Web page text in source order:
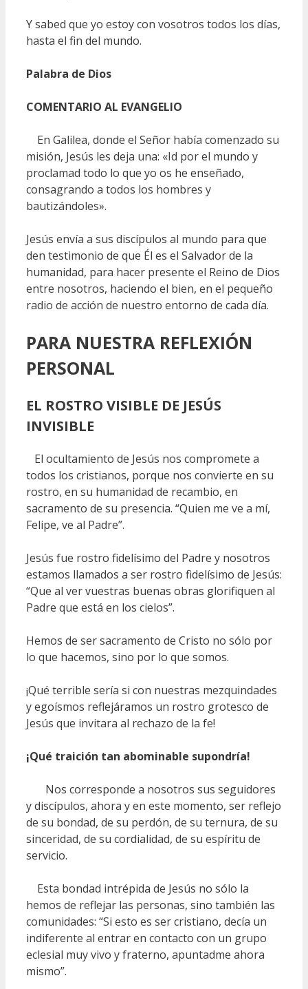
Y sabed que yo estoy con vosotros todos los días,
hasta el fin del mundo.
Palabra de Dios
COMENTARIO AL EVANGELIO
En Galilea, donde el Señor había comenzado su
misión, Jesús les deja una: «Id por el mundo y
proclamad todo lo que yo os he enseñado,
consagrando a todos los hombres y
bautizándoles».
Jesús envía a sus discípulos al mundo para que
den testimonio de que Él es el Salvador de la
humanidad, para hacer presente el Reino de Dios
entre nosotros, haciendo el bien, en el pequeño
radio de acción de nuestro entorno de cada día.
PARA NUESTRA REFLEXIÓN
PERSONAL
EL ROSTRO VISIBLE DE JESÚS
INVISIBLE
El ocultamiento de Jesús nos compromete a
todos los cristianos, porque nos convierte en su
rostro, en su humanidad de recambio, en
sacramento de su presencia. “Quien me ve a mí,
Felipe, ve al Padre”.
Jesús fue rostro fidelísimo del Padre y nosotros
estamos llamados a ser rostro fidelísimo de Jesús:
“Que al ver vuestras buenas obras glorifiquen al
Padre que está en los cielos”.
Hemos de ser sacramento de Cristo no sólo por
lo que hacemos, sino por lo que somos.
¡Qué terrible sería si con nuestras mezquindades
y egoísmos reflejáramos un rostro grotesco de
Jesús que invitara al rechazo de la fe!
¡Qué traición tan abominable supondría!
Nos corresponde a nosotros sus seguidores
y discípulos, ahora y en este momento, ser reflejo
de su bondad, de su perdón, de su ternura, de su
sinceridad, de su cordialidad, de su espíritu de
servicio.
Esta bondad intrépida de Jesús no sólo la
hemos de reflejar las personas, sino también las
comunidades: “Si esto es ser cristiano, decía un
indiferente al entrar en contacto con un grupo
eclesial muy vivo y fraterno, apuntadme ahora
mismo”.